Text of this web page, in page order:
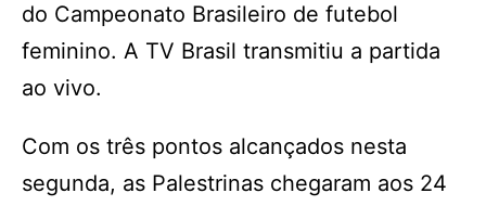
do Campeonato Brasileiro de futebol
feminino. A TV Brasil transmitiu a partida
ao vivo.
Com os três pontos alcançados nesta
segunda, as Palestrinas chegaram aos 24